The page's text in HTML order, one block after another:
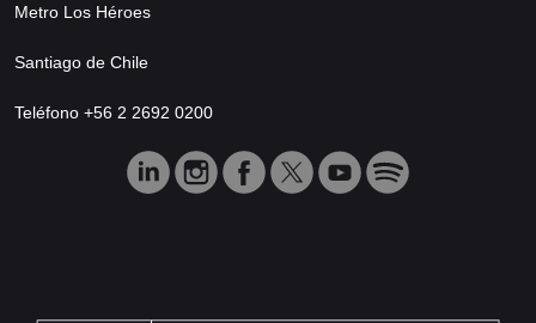
Metro Los Héroes
Santiago de Chile
Teléfono +56 2 2692 0200